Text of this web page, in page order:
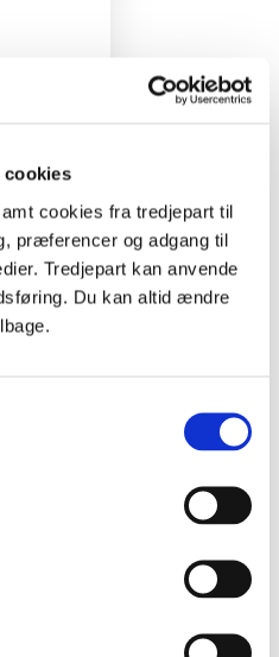
cookies
cookies fra tredjepart til
præferencer og adgang til
Tredjepart kan anvende
Du kan altid ændre